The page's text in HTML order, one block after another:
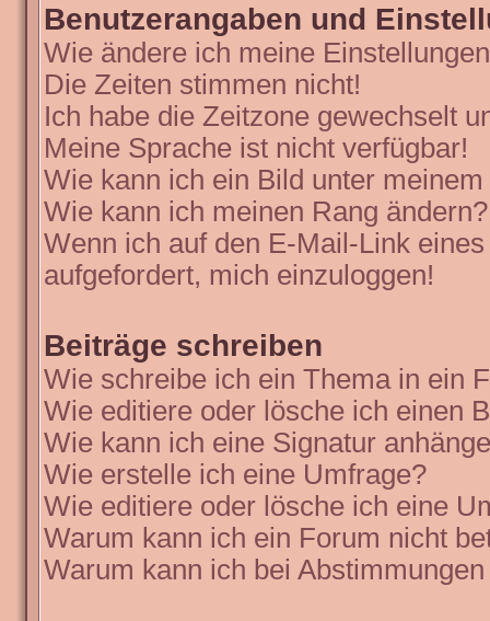
Benutzerangaben und
Wie ändere ich meine
Die Zeiten stimmen nicht!
Ich habe die Zeitzone gewechselt
Meine Sprache ist nicht verfügbar!
Wie kann ich ein Bild unter
Wie kann ich meinen Rang ändern?
Wenn ich auf den E-Mail-Link
aufgefordert, mich einzuloggen!
Beiträge schreiben
Wie schreibe ich ein Thema in ein
Wie editiere oder lösche ich einen
Wie kann ich eine Signatur
Wie erstelle ich eine Umfrage?
Wie editiere oder lösche ich eine
Warum kann ich ein Forum nicht
Warum kann ich bei